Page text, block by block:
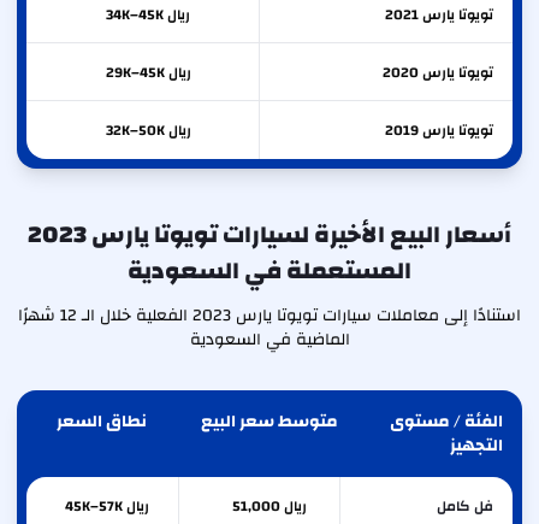
تويوتايارس2021 ريال 34K–45K
تويوتايارس2020 ريال 29K–45K
تويوتايارس2019 ريال 32K–50K
أسعار البيع الأخيرة لسيارات تويوتا يارس 2023
المستعملة في السعودية
استنادًا إلى معاملات سيارات تويوتا يارس 2023 الفعلية خلال الـ 12 شهرًا
الماضية في السعودية
الفئة / مستوى
التجهيز
متوسط سعر البيع نطاق السعر
فل كامل ريال 51,000 ريال 45K–57K